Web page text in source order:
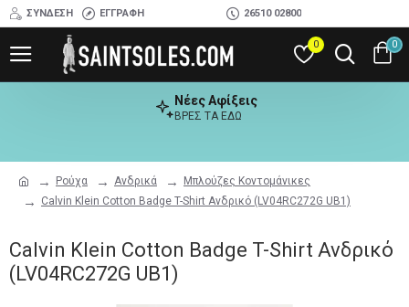
ΣΎΝΔΕΣΗ ΕΓΓΡΑΦΉ 26510 02800
0 0
Ρούχα Ανδρικά
Μπλούζες Κοντομάνικες
Calvin Klein Cotton Badge T-Shirt Ανδρικό (LV04RC272G UB1)
Νέες Αφίξεις
ΒΡΕΣ ΤΑ ΕΔΩ
Calvin Klein Cotton Badge T-Shirt Ανδρικό
(LV04RC272G UB1)